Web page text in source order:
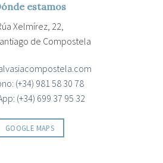
estamos
Xelmírez, 22,
de Compostela
(+34) 981 58 30 78
(+34) 699 37 95 32
GOOGLE MAPS